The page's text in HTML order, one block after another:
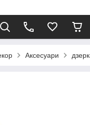
Аксесуари